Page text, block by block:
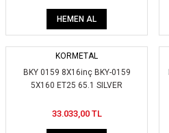
HEMEN AL
KORMETAL
BKY 0159 8X16inç BKY-0159
5X160 ET25 65.1 SILVER
33.033,00 TL